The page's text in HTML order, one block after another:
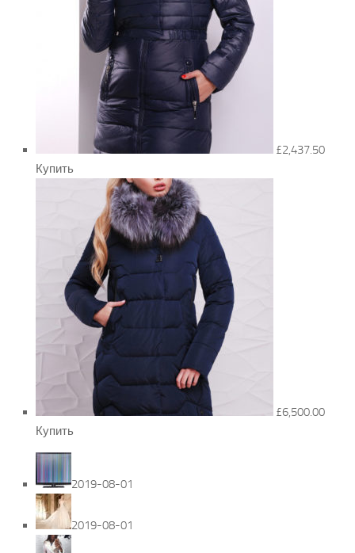
£2,437.50
Купить
£6,500.00
Купить
2019-08-01
2019-08-01